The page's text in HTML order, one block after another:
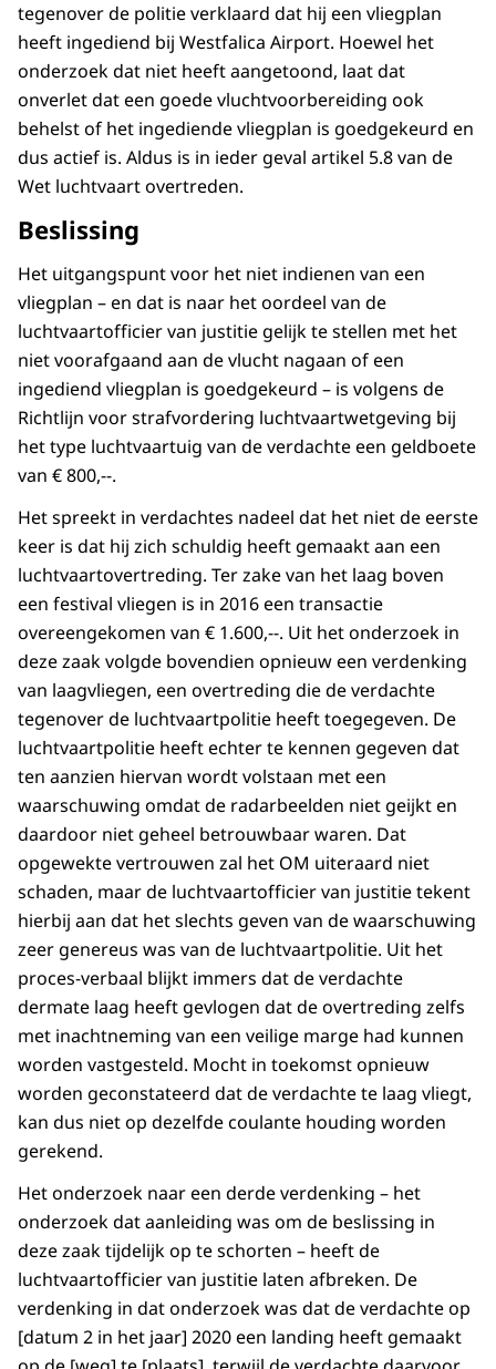
tegenover de politie verklaard dat hij een vliegplan
heeft ingediend bij Westfalica Airport. Hoewel het
onderzoek dat niet heeft aangetoond, laat dat
onverlet dat een goede vluchtvoorbereiding ook
behelst of het ingediende vliegplan is goedgekeurd en
dus actief is. Aldus is in ieder geval artikel 5.8 van de
Wet luchtvaart overtreden.
Beslissing
Het uitgangspunt voor het niet indienen van een
vliegplan – en dat is naar het oordeel van de
luchtvaartofficier van justitie gelijk te stellen met het
niet voorafgaand aan de vlucht nagaan of een
ingediend vliegplan is goedgekeurd – is volgens de
Richtlijn voor strafvordering luchtvaartwetgeving bij
het type luchtvaartuig van de verdachte een geldboete
van € 800,--.
Het spreekt in verdachtes nadeel dat het niet de eerste
keer is dat hij zich schuldig heeft gemaakt aan een
luchtvaartovertreding. Ter zake van het laag boven
een festival vliegen is in 2016 een transactie
overeengekomen van € 1.600,--. Uit het onderzoek in
deze zaak volgde bovendien opnieuw een verdenking
van laagvliegen, een overtreding die de verdachte
tegenover de luchtvaartpolitie heeft toegegeven. De
luchtvaartpolitie heeft echter te kennen gegeven dat
ten aanzien hiervan wordt volstaan met een
waarschuwing omdat de radarbeelden niet geijkt en
daardoor niet geheel betrouwbaar waren. Dat
opgewekte vertrouwen zal het OM uiteraard niet
schaden, maar de luchtvaartofficier van justitie tekent
hierbij aan dat het slechts geven van de waarschuwing
zeer genereus was van de luchtvaartpolitie. Uit het
proces-verbaal blijkt immers dat de verdachte
dermate laag heeft gevlogen dat de overtreding zelfs
met inachtneming van een veilige marge had kunnen
worden vastgesteld. Mocht in toekomst opnieuw
worden geconstateerd dat de verdachte te laag vliegt,
kan dus niet op dezelfde coulante houding worden
gerekend.
Het onderzoek naar een derde verdenking – het
onderzoek dat aanleiding was om de beslissing in
deze zaak tijdelijk op te schorten – heeft de
luchtvaartofficier van justitie laten afbreken. De
verdenking in dat onderzoek was dat de verdachte op
[datum 2 in het jaar] 2020 een landing heeft gemaakt